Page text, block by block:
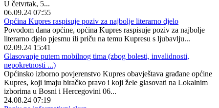
U četvrtak, 5...
06.09.24 07:55
Općina Kupres raspisuje poziv za najbolje literarno djelo
Povodom dana općine, općina Kupres raspisuje poziv za najbolje
literarno djelo pjesmu ili priču na temu Kupresu s ljubavlju...
02.09.24 15:41
Glasovanje putem mobilnog tima (zbog bolesti, invalidnosti,
nepokretnosti ...)
Općinsko izborno povjerenstvo Kupres obavještava građane općine
Kupres, koji imaju biračko pravo i koji žele glasovati na Lokalnim
izborima u Bosni i Hercegovini 06...
24.08.24 07:19